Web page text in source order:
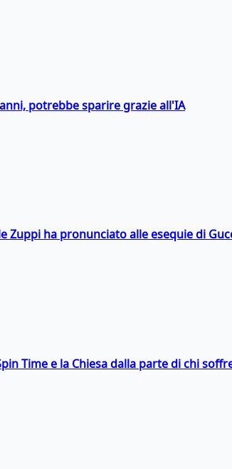
potrebbe sparire grazie all'IA
Zuppi ha pronunciato alle esequie di
Time e la Chiesa dalla parte di chi